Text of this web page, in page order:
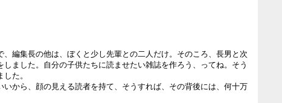
編集長の他は、ぼくと少し先輩との二人だけ。そのころ、長男と次
ました。自分の子供たちに読ませたい雑誌を作ろう、ってね。そう
た。
から、顔の見える読者を持て、そうすれば、その背後には、何十万